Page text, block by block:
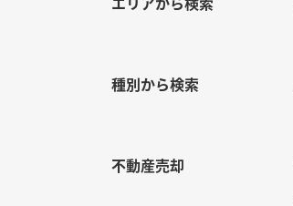
種別から検索
不動産売却